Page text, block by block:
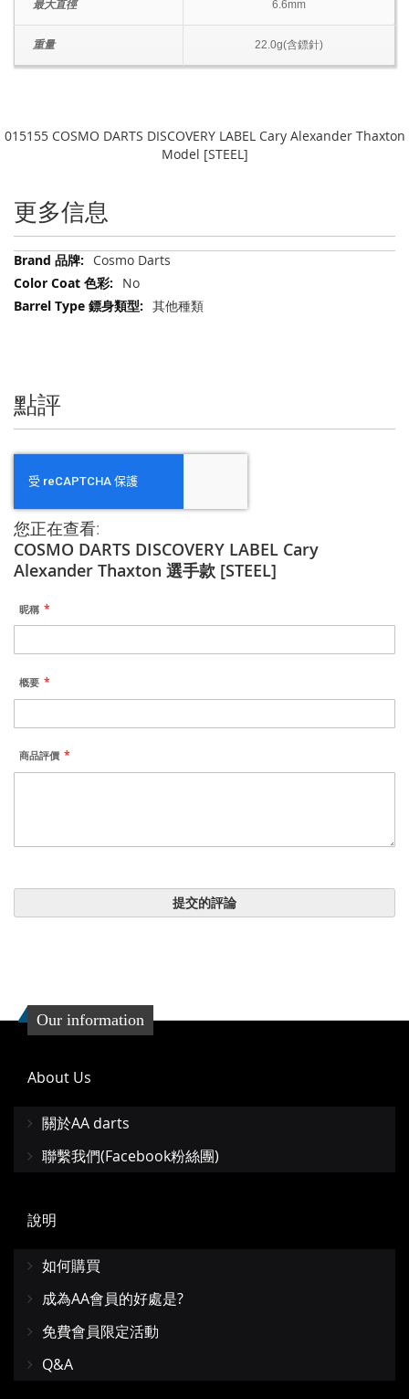
最大直徑 6.6mm
重量 22.0g(含鏢針)
015155 COSMO DARTS DISCOVERY LABEL Cary Alexander Thaxton
Model [STEEL]
更多信息
更
多
息
Cosmo Darts
No
其他種類
點評
您正在查看:
COSMO DARTS DISCOVERY LABEL Cary
Alexander Thaxton 選手款 [STEEL]
昵稱
概要
商品評價
提交的評論
Our information
About Us
關於AA darts
聯繫我們(Facebook粉絲團)
說明
如何購買
成為AA會員的好處是?
免費會員限定活動
Q&A